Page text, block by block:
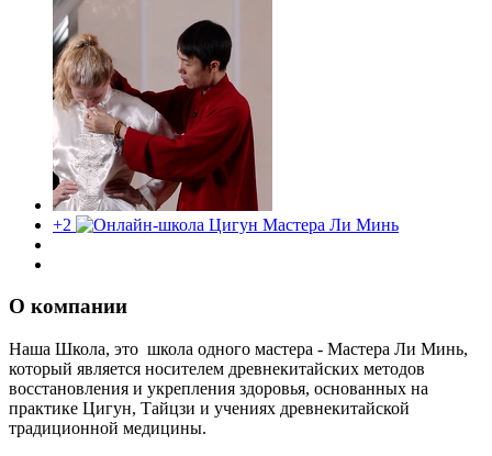
+2
О компании
Наша Школа, это школа одного мастера - Мастера Ли Минь,
который является носителем древнекитайских методов
восстановления и укрепления здоровья, основанных на
практике Цигун, Тайцзи и учениях древнекитайской
традиционной медицины.